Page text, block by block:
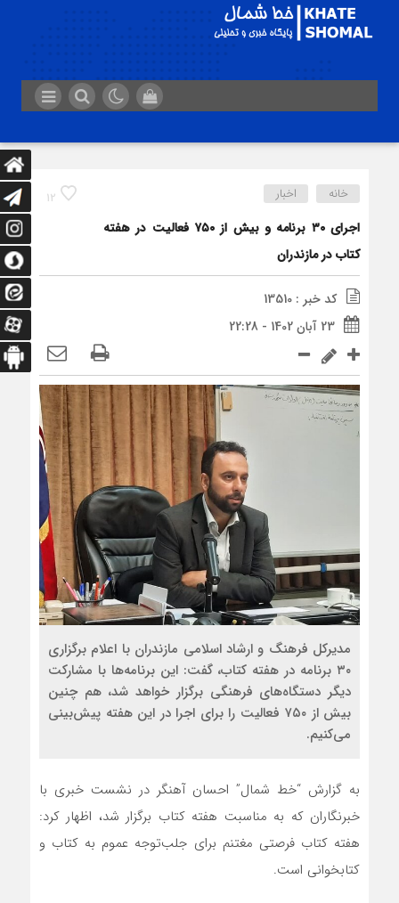
12 خانه اخبار
اجرای ۳۰ برنامه و بیش از ۷۵۰ فعالیت در هفته
کتاب در مازندران
کد خبر : 13510
23 آبان 1402 - 22:28
مدیرکل فرهنگ و ارشاد اسلامی مازندران با اعلام برگزاری
۳۰ برنامه در هفته کتاب، گفت: این برنامه‌ها با مشارکت
دیگر دستگاه‌های فرهنگی برگزار خواهد شد، هم چنین
بیش از ۷۵۰ فعالیت را برای اجرا در این هفته پیش‌بینی
می‌کنیم.
به گزارش “خط شمال” احسان آهنگر در نشست خبری با
خبرنگاران که به مناسبت هفته کتاب برگزار شد، اظهار کرد:
هفته کتاب فرصتی مغتنم برای جلب‌توجه عموم به کتاب و
کتابخوانی است.